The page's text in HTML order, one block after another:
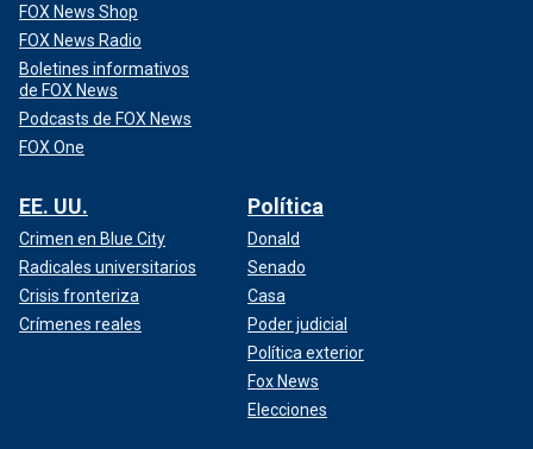
FOX News Shop
FOX News Radio
Boletines informativos
de FOX News
Podcasts de FOX News
FOX One
EE. UU.
Crimen en Blue City
Radicales universitarios
Crisis fronteriza
Crímenes reales
Política
Donald
Senado
Casa
Poder judicial
Política exterior
Fox News
Elecciones